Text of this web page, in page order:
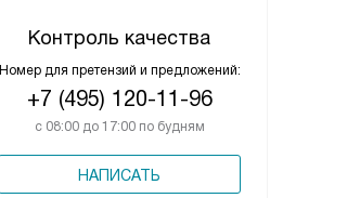
Контроль качества
Номер для претензий и предложений:
+7 (495) 120-11-96
с 08:00 до 17:00 по будням
НАПИСАТЬ